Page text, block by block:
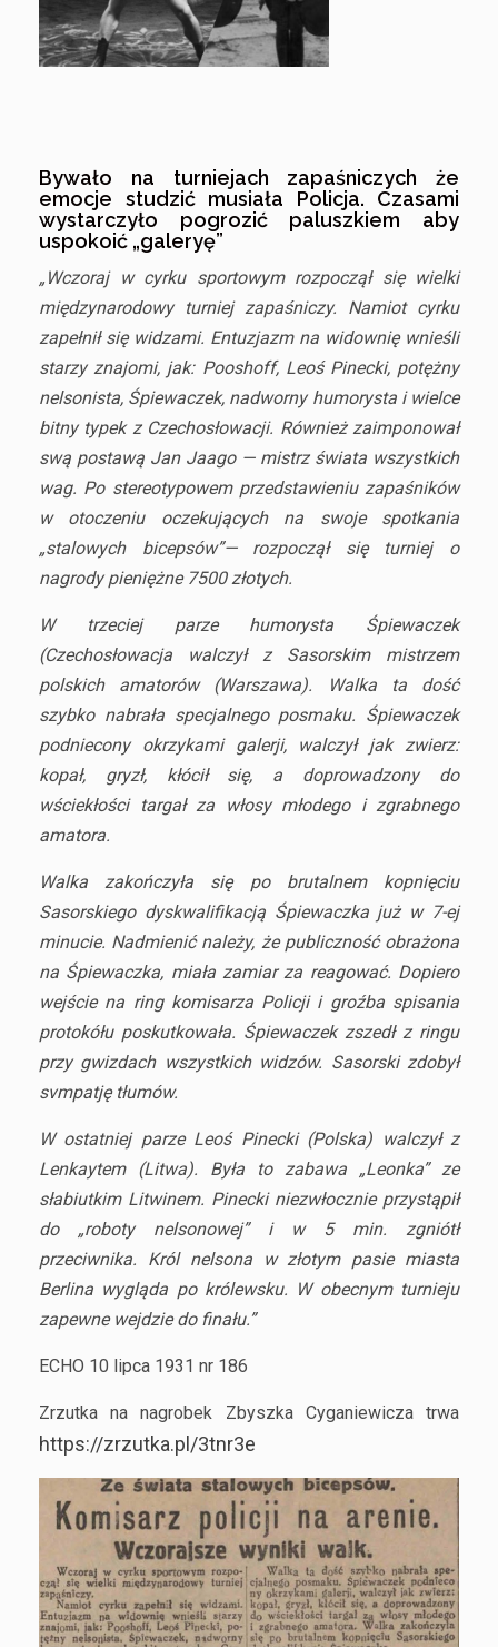
Bywało na turniejach zapaśniczych że
emocje studzić musiała Policja. Czasami
wystarczyło pogrozić paluszkiem aby
uspokoić „galeryę”
„Wczoraj w cyrku sportowym rozpoczął się wielki
międzynarodowy turniej zapaśniczy. Namiot cyrku
zapełnił się widzami. Entuzjazm na widownię wnieśli
starzy znajomi, jak: Pooshoff, Leoś Pinecki, potężny
nelsonista, Śpiewaczek, nadworny humorysta i wielce
bitny typek z Czechosłowacji. Również zaimponował
swą postawą Jan Jaago — mistrz świata wszystkich
wag. Po stereotypowem przedstawieniu zapaśników
w otoczeniu oczekujących na swoje spotkania
„stalowych bicepsów”— rozpoczął się turniej o
nagrody pieniężne 7500 złotych.
W trzeciej parze humorysta Śpiewaczek
(Czechosłowacja walczył z Sasorskim mistrzem
polskich amatorów (Warszawa). Walka ta dość
szybko nabrała specjalnego posmaku. Śpiewaczek
podniecony okrzykami galerji, walczył jak zwierz:
kopał, gryzł, kłócił się, a doprowadzony do
wściekłości targał za włosy młodego i zgrabnego
amatora.
Walka zakończyła się po brutalnem kopnięciu
Sasorskiego dyskwalifikacją Śpiewaczka już w 7-ej
minucie. Nadmienić należy, że publiczność obrażona
na Śpiewaczka, miała zamiar za reagować. Dopiero
wejście na ring komisarza Policji i groźba spisania
protokółu poskutkowała. Śpiewaczek zszedł z ringu
przy gwizdach wszystkich widzów. Sasorski zdobył
svmpatję tłumów.
W ostatniej parze Leoś Pinecki (Polska) walczył z
Lenkaytem (Litwa). Była to zabawa „Leonka” ze
słabiutkim Litwinem. Pinecki niezwłocznie przystąpił
do „roboty nelsonowej” i w 5 min. zgniótł
przeciwnika. Król nelsona w złotym pasie miasta
Berlina wygląda po królewsku. W obecnym turnieju
zapewne wejdzie do finału.”
ECHO 10 lipca 1931 nr 186
Zrzutka na nagrobek Zbyszka Cyganiewicza trwa
https://zrzutka.pl/3tnr3e